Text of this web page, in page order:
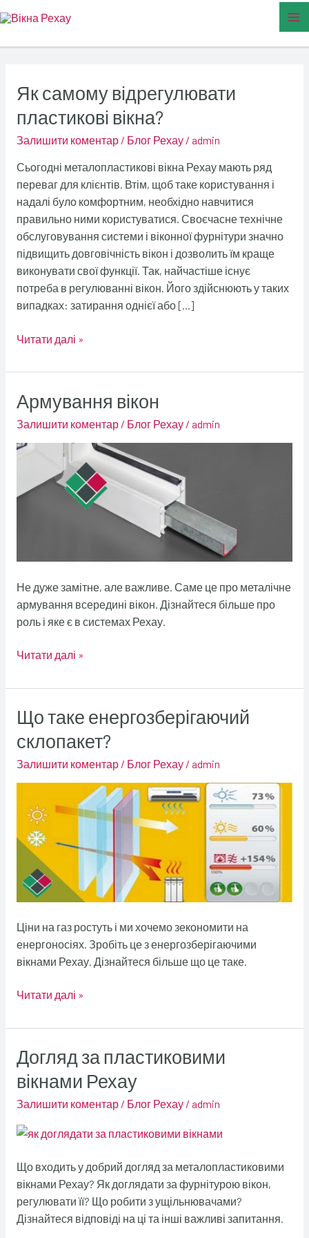
до
Як самому відрегулювати
пластикові вікна?
Залишити коментар / Блог Рехау/ admin
Сьогодні металопластикові вікна Рехау мають ряд
переваг для клієнтів. Втім, щоб таке користування і
надалі було комфортним, необхідно навчитися
правильно ними користуватися. Своєчасне технічне
обслуговування системи і віконної фурнітури значно
підвищить довговічність вікон і дозволить їм краще
виконувати свої функції. Так, найчастіше існує
потреба в регулюванні вікон. Його здійснюють у таких
випадках: затирання однієї або […]
Як
відрегулювати
пластикові
Читати далі »
Армування вікон
Залишити коментар / Блог Рехау/ admin
Не дуже замітне, але важливе. Саме це про металічне
армування всередині вікон. Дізнайтеся більше про
роль і яке є в системах Рехау.
Армування
вікон
Читати далі »
Що таке енергозберігаючий
склопакет?
Залишити коментар / Блог Рехау/ admin
Ціни на газ ростуть і ми хочемо зекономити на
енергоносіях. Зробіть це з енергозберігаючими
вікнами Рехау. Дізнайтеся більше що це таке.
Що
таке
енергозберігаючий
склопакет?
Читати далі »
Догляд за пластиковими
вікнами Рехау
Залишити коментар / Блог Рехау/ admin
Що входить у добрий догляд за металопластиковими
вікнами Рехау? Як доглядати за фурнітурою вікон,
регулювати її? Що робити з ущільнювачами?
Дізнайтеся відповіді на ці та інші важливі запитання.
Догляд
за
пластиковими
вікнами
Рехау